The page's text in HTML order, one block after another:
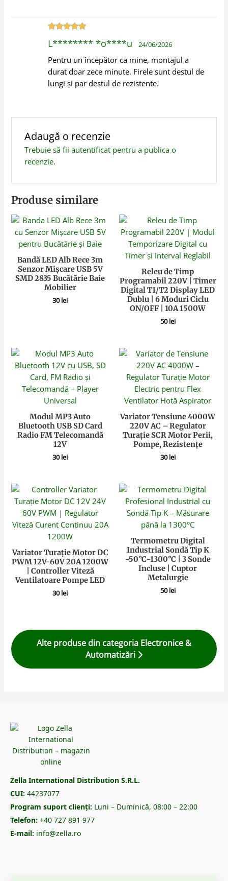
din 5
L******** *o****u 24/06/2026
Pentru un începător ca mine, montajul a
durat doar zece minute. Firele sunt destul de
lungi și par destul de rezistente.
Adaugă o recenzie
Trebuie să fii autentificatpentru a publica o
recenzie.
Produse similare
Bandă LED Alb Rece 3m
Senzor Mișcare USB 5V
SMD 2835 Bucătărie Baie
Mobilier
30lei
Releu de Timp
Programabil 220V | Timer
Digital T1/T2 Display LED
Dublu | 6 Moduri Ciclu
ON/OFF | 10A 1500W
50lei
Modul MP3 Auto
Bluetooth USB SD Card
Radio FM Telecomandă
12V
30lei
Variator Tensiune 4000W
220V AC – Regulator
Turație SCR Motor Perii,
Pompe, Rezistențe
30lei
Variator Turație Motor DC
PWM 12V-60V 20A 1200W
| Controller Viteză
Ventilatoare Pompe LED
30lei
Termometru Digital
Industrial Sondă Tip K
-50°C~1300°C | 3 Sonde
Incluse | Cuptor
Metalurgie
50lei
Alte produse din categoria Electronice &
Automatizări
Zella International Distribution S.R.L.
CUI: 44237077
Program suport clienți: Luni – Duminică, 08:00 – 22:00
Telefon: +40 727 891 977
E-mail: info@zella.ro